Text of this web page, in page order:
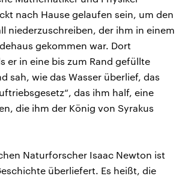
nach Hause gelaufen sein, um den
niederzuschreiben, der ihm in einem
gekommen war. Dort
er in eine bis zum Rand gefüllte
sah, wie das Wasser überlief, das
das ihm half, eine
die ihm der König von Syrakus
Naturforscher Isaac Newton ist
überliefert. Es heißt, die